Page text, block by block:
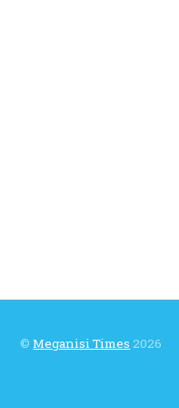
©Meganisi Times 2026